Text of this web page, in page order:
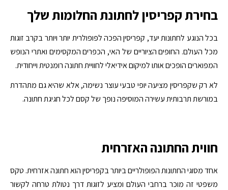
בחירת קפריסין לחתונת החלומות שלך
בכל הנוגע לחתונות יעד, קפריסין הפכה לפופולרית יותר ויותר בקרב זוגות
מכל העולם. החופים הציוריים של האי, הכפרים המקסימים ואתרי הנופש
המפוארים הופכים אותו למיקום אידיאלי לחוויית חתונה רומנטית וייחודית.
לא רק שקפריסין מציעה יופי טבעי עוצר נשימה, אלא שהיא גם מתהדרת
במורשת תרבותית עשירה המוסיפה נופך של קסם לכל חגיגת חתונה.
חווית החתונה האזרחית
אחד מסוגי החתונות הפופולריים ביותר בקפריסין הוא חתונה אזרחית. טקס
משפטי זה מוכר ברחבי העולם ומציע לזוגות דרך נטולת טרחה לקשור